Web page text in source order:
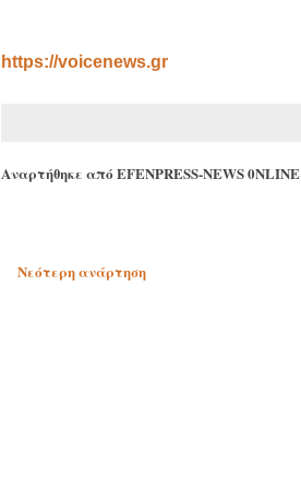
https://voicenews.gr
Αναρτήθηκε από EFENPRESS-NEWS 0NLINE
Νεότερη ανάρτηση